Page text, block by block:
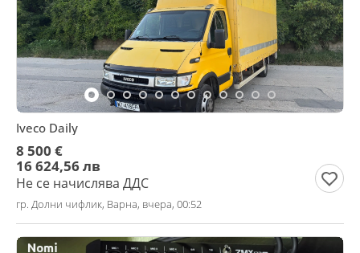
Iveco Daily
8 500 €
16 624,56 лв
Не се начислява ДДС
гр. Долни чифлик, Варна, вчера, 00:52